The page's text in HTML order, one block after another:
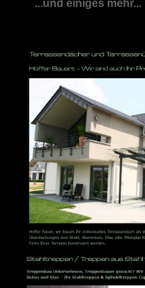
...und einiges mehr...